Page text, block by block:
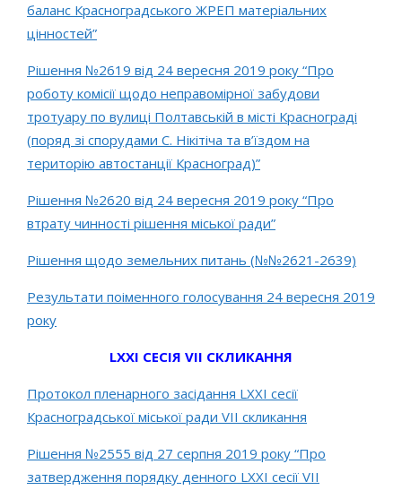
баланс Красноградського ЖРЕП матеріальних
цінностей”
Рішення №2619 від 24 вересня 2019 року “Про
роботу комісії щодо неправомірної забудови
тротуару по вулиці Полтавській в місті Краснограді
(поряд зі спорудами С. Нікітіча та в’їздом на
територію автостанції Красноград)”
Рішення №2620 від 24 вересня 2019 року “Про
втрату чинності рішення міської ради”
Рішення щодо земельних питань (№№2621-2639)
Результати поіменного голосування 24 вересня 2019
року
LXXІ СЕСІЯ VII СКЛИКАННЯ
Протокол пленарного засідання LХХІ сесії
Красноградської міської ради VІІ скликання
Рішення №2555 від 27 серпня 2019 року “Про
затвердження порядку денного LХХІ сесії VІІ